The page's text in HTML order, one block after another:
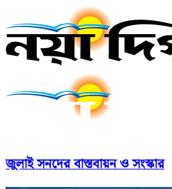
জুলাই সনদের বাস্তবায়ন ও সংস্কার